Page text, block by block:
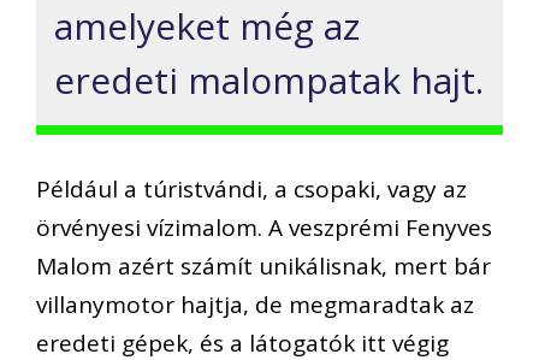
amelyeket még az
eredeti malompatak hajt.
Például a túristvándi, a csopaki, vagy az
örvényesi vízimalom. A veszprémi Fenyves
Malom azért számít unikálisnak, mert bár
villanymotor hajtja, de megmaradtak az
eredeti gépek, és a látogatók itt végig